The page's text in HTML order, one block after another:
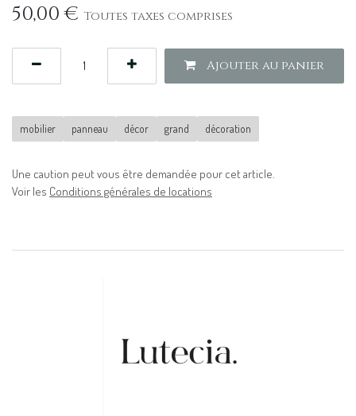
50,00€ Toutes taxes comprises
Ajouter au panier
mobilier panneau décor grand décoration
Une caution peut vous être demandée pour cet article.
Voir les Conditions générales de locations